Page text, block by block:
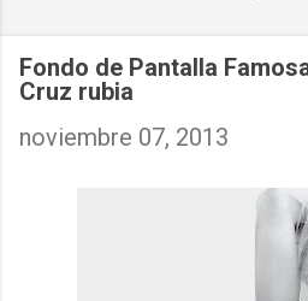
Fondo de Pantalla
Cruz rubia
noviembre 07, 2013